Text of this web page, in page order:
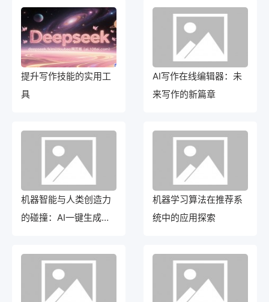
提升写作技能的实用工
具
AI写作在线编辑器：未
来写作的新篇章
机器智能与人类创造力
的碰撞：AI一键生成作
机器学习算法在推荐系
统中的应用探索